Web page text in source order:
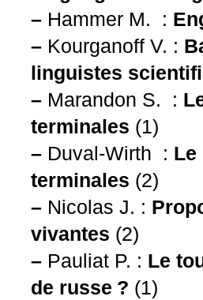
– Hammer M. :
– Kourganoff V. :
linguistes
– Marandon S. :
terminales (1)
– Duval-Wirth : Le
terminales (2)
– Nicolas J. :
vivantes (2)
– Pauliat P. : Le
de russe ? (1)